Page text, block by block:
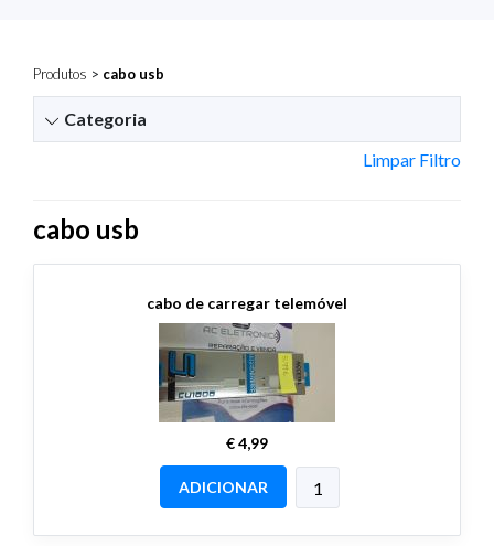
Produtos > cabo usb
Categoria
Limpar Filtro
cabo usb
cabo de carregar telemóvel
€ 4,99
ADICIONAR